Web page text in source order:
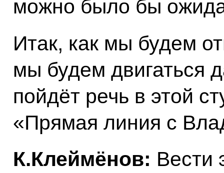
можно было бы
Итак, как мы будем
мы будем двигаться
пойдёт речь в этой
«Прямая линия с
К.Клеймёнов: Вести